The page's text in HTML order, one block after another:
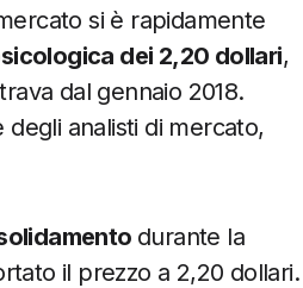
si è rapidamente
dei 2,20 dollari,
dal gennaio 2018.
analisti di mercato,
durante la
il prezzo a 2,20 dollari.